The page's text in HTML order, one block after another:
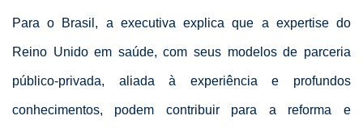
Para o Brasil, a executiva explica que a expertise do
Reino Unido em saúde, com seus modelos de parceria
público-privada, aliada à experiência e profundos
conhecimentos, podem contribuir para a reforma e